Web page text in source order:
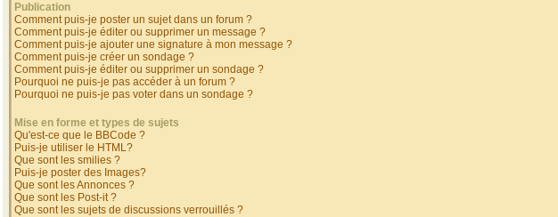
Publication
Comment puis-je poster un sujet dans un forum ?
Comment puis-je éditer ou supprimer un message ?
Comment puis-je ajouter une signature à mon message ?
Comment puis-je créer un sondage ?
Comment puis-je éditer ou supprimer un sondage ?
Pourquoi ne puis-je pas accéder à un forum ?
Pourquoi ne puis-je pas voter dans un sondage ?
Mise en forme et types de sujets
Qu'est-ce que le BBCode ?
Puis-je utiliser le HTML?
Que sont les smilies ?
Puis-je poster des Images?
Que sont les Annonces ?
Que sont les Post-it ?
Que sont les sujets de discussions verrouillés ?